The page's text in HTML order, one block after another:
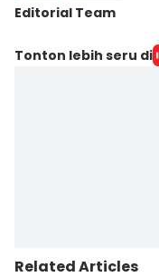
Editorial Team
Editor
Tonton lebih seru di
Related Articles